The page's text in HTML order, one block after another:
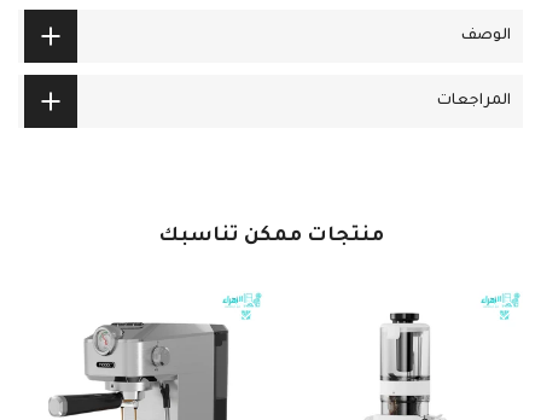
الوصف
المراجعات
منتجات ممكن تناسبك